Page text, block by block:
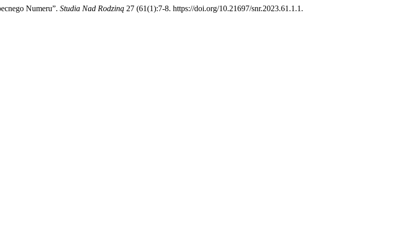
Numeru”. Studia Nad Rodziną 27 (61(1):7-8. https://doi.org/10.21697/snr.2023.61.1.1.